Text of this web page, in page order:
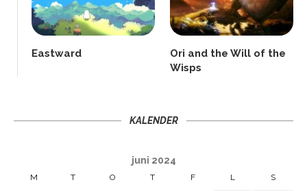
Eastward
Ori and the Will of the
Wisps
KALENDER
juni 2024
M T O T F L S